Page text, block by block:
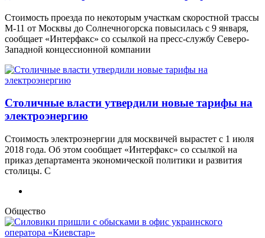
Стоимость проезда по некоторым участкам скоростной трассы
М-11 от Москвы до Солнечногорска повысилась с 9 января,
сообщает «Интерфакс» со ссылкой на пресс-службу Северо-
Западной концессионной компании
Столичные власти утвердили новые тарифы на
электроэнергию
Стоимость электроэнергии для москвичей вырастет с 1 июля
2018 года. Об этом сообщает «Интерфакс» со ссылкой на
приказ департамента экономической политики и развития
столицы. С
Общество